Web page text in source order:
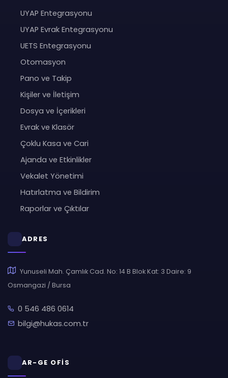
UYAP Entegrasyonu
UYAP Evrak Entegrasyonu
UETS Entegrasyonu
Otomasyon
Pano ve Takip
Kişiler ve İletişim
Dosya ve İçerikleri
Evrak ve Klasör
Çoklu Kasa ve Cari
Ajanda ve Etkinlikler
Vekalet Yönetimi
Hatırlatma ve Bildirim
Raporlar ve Çıktılar
ADRES
Yunuseli Mah. Çamlık Cad. No: 14 B Blok Kat: 3 Daire: 9
Osmangazi / Bursa
0 546 486 0614
bilgi@hukas.com.tr
AR-GE OFİS